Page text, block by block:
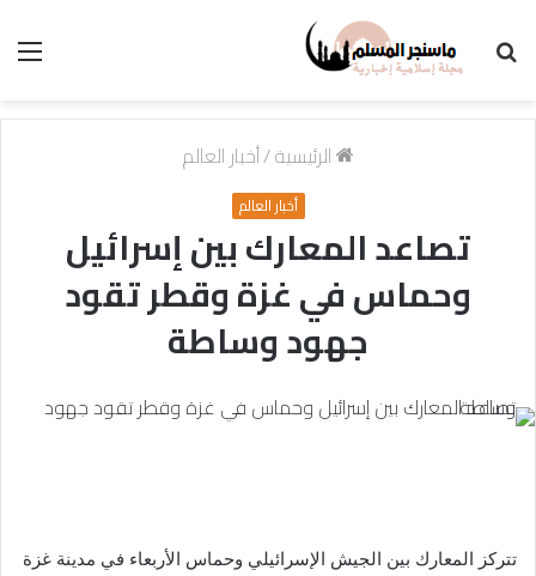
الرئيسية/أخبار العالم
أخبار العالم
تصاعد المعارك بين إسرائيل
وحماس في غزة وقطر تقود
جهود وساطة
تتركز المعارك بين الجيش الإسرائيلي وحماس الأربعاء في مدينة غزة